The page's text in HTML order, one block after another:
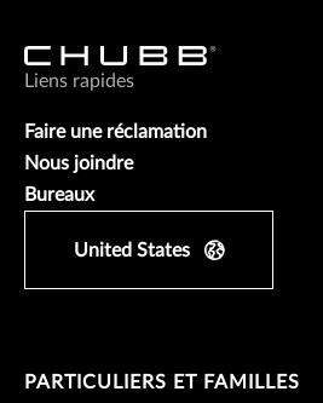
Liens rapides
Faire une réclamation
Nous joindre
Bureaux
United States
PARTICULIERS ET FAMILLES